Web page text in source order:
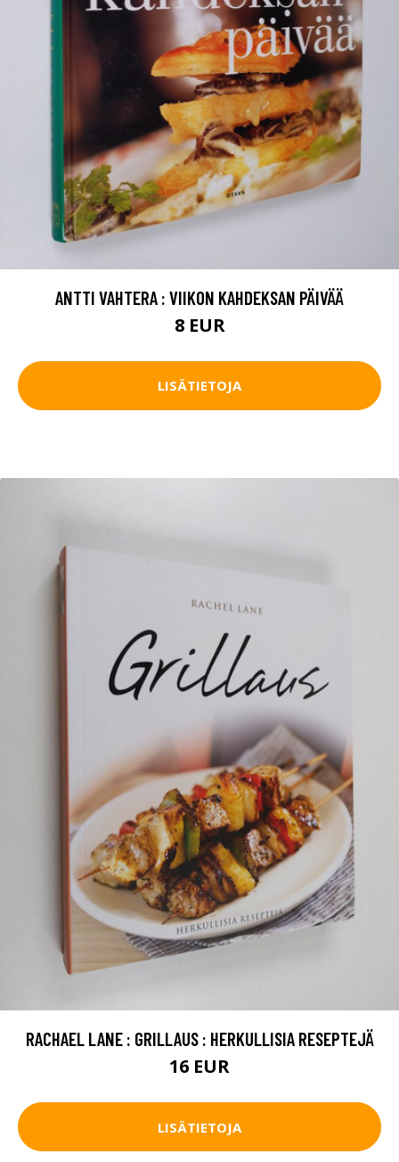
ANTTI VAHTERA : VIIKON KAHDEKSAN PÄIVÄÄ
8 EUR
LISÄTIETOJA
RACHAEL LANE : GRILLAUS : HERKULLISIA RESEPTEJÄ
16 EUR
LISÄTIETOJA